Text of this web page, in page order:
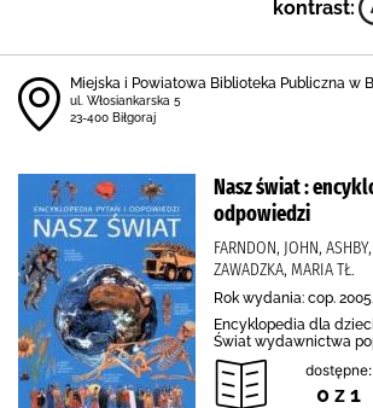
kontrast:
Miejska i Powiatowa Biblioteka Publiczna w
ul. Włosiankarska 5
23-400 Biłgoraj
Nasz świat :
odpowiedzi
FARNDON, JOHN,
ZAWADZKA, MARIA TŁ.
Rok wydania: cop. 2005.
Encyklopedia dla
Świat wydawnictwa
dostępne:
0 z 1